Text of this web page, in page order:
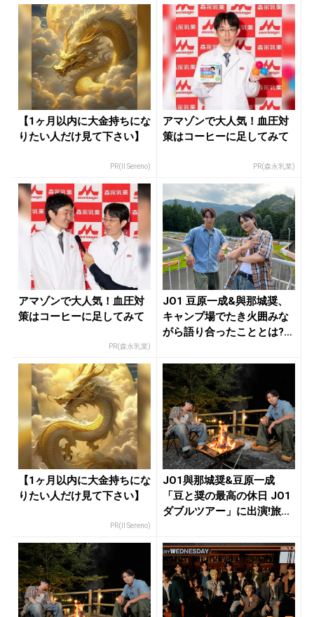
【1ヶ月以内に大金持ちにな
りたい人だけ見て下さい】
PR(Il Sereno)
アマゾンで大人気！血圧対
策はコーヒーに足してみて
PR(森永乳業)
アマゾンで大人気！血圧対
策はコーヒーに足してみて
PR(森永乳業)
JO1 豆原一成&與那城奨、
キャンプ場でたき火囲みな
がら語り合ったこととは?1
【1ヶ月以内に大金持ちにな
りたい人だけ見て下さい】
PR(Il Sereno)
JO1與那城奨&豆原一成
「豆と奨の最高の休日 JO1
ダブルツアー」に出演!旅...